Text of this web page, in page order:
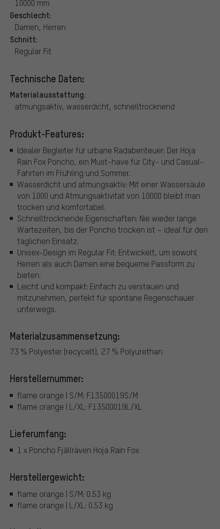
10000 mm
Geschlecht:
Damen, Herren
Schnitt:
Regular Fit
Technische Daten:
Materialausstattung:
atmungsaktiv, wasserdicht, schnelltrocknend
Produkt-Features:
Idealer Begleiter für urbane Radabenteuer: Der Hoja
Rain Fox Poncho, ein Must-have für City- und Casual-
Fahrten im Frühling und Sommer.
Wasserdicht und atmungsaktiv: Mit einer Wassersäule
von 1000 und Atmungsaktivität von 10000 bleibt man
trocken und komfortabel.
Schnelltrocknende Eigenschaften: Nie wieder lange
Wartezeiten, bis der Poncho trocken ist – ideal für den
täglichen Einsatz.
Unisex-Design im Regular Fit: Entwickelt, um sowohl
Herren als auch Damen eine bequeme Passform zu
bieten.
Leicht und kompakt: Einfach zu verstauen und
mitzunehmen, perfekt für spontane Regenschauer
unterwegs.
Materialzusammensetzung:
73 % Polyester (recycelt), 27 % Polyurethan
Herstellernummer:
flame orange | S/M: F13500019S/M
flame orange | L/XL: F13500019L/XL
Lieferumfang:
1 x Poncho Fjällräven Hoja Rain Fox
Herstellergewicht:
flame orange | S/M: 0.53 kg
flame orange | L/XL: 0.53 kg